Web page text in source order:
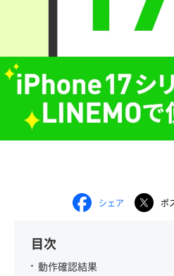
シェア ポ
目次
動作確認結果